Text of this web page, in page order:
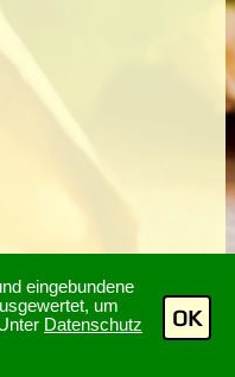
eingebundene
um
Datenschutz
OK